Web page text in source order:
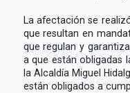
La afectación se
que resultan en
que regulan y
a que están obligadas
la Alcaldía Miguel
están obligados a